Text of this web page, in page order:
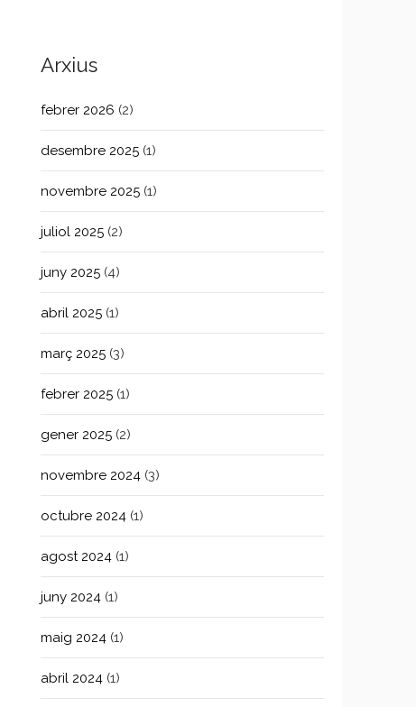
Arxius
febrer 2026 (2)
desembre 2025 (1)
novembre 2025 (1)
juliol 2025 (2)
juny 2025 (4)
abril 2025 (1)
març 2025 (3)
febrer 2025 (1)
gener 2025 (2)
novembre 2024 (3)
octubre 2024 (1)
agost 2024 (1)
juny 2024 (1)
maig 2024 (1)
abril 2024 (1)